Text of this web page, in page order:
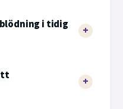
i tidig